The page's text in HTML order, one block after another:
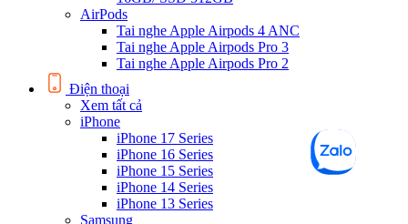
AirPods
Tai nghe Apple Airpods 4 ANC
Tai nghe Apple Airpods Pro 3
Tai nghe Apple Airpods Pro 2
Điện thoại
Xem tất cả
iPhone
iPhone 17 Series
iPhone 16 Series
iPhone 15 Series
iPhone 14 Series
iPhone 13 Series
Samsung